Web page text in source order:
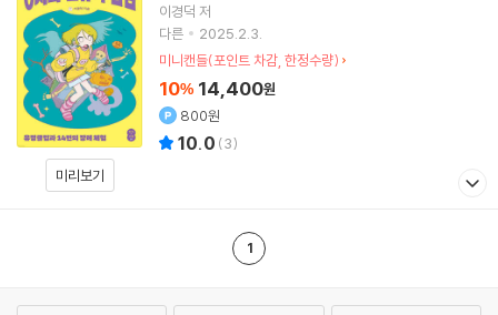
미리보기
이경덕 저
다른
2025.2.3.
미니캔들(포인트 차감, 한정수량)
10% 14,400원
800원
10.0 (3)
1